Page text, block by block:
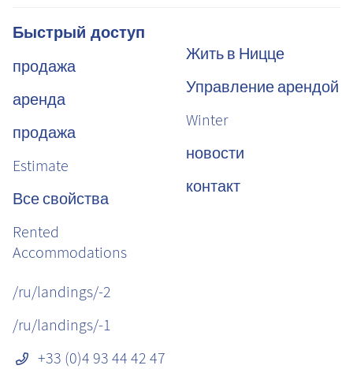
Быстрый доступ
продажа
аренда
продажа
Estimate
Все свойства
Rented
Accommodations
Жить в Ницце
Управление арендой
Winter
новости
контакт
/ru/landings/-2
/ru/landings/-1
+33 (0)4 93 44 42 47